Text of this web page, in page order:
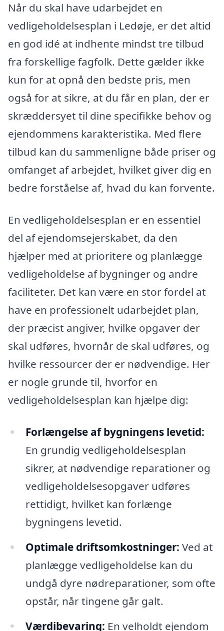
Når du skal have udarbejdet en
vedligeholdelsesplan i Ledøje, er det altid
en god idé at indhente mindst tre tilbud
fra forskellige fagfolk. Dette gælder ikke
kun for at opnå den bedste pris, men
også for at sikre, at du får en plan, der er
skræddersyet til dine specifikke behov og
ejendommens karakteristika. Med flere
tilbud kan du sammenligne både priser og
omfanget af arbejdet, hvilket giver dig en
bedre forståelse af, hvad du kan forvente.
En vedligeholdelsesplan er en essentiel
del af ejendomsejerskabet, da den
hjælper med at prioritere og planlægge
vedligeholdelse af bygninger og andre
faciliteter. Det kan være en stor fordel at
have en professionelt udarbejdet plan,
der præcist angiver, hvilke opgaver der
skal udføres, hvornår de skal udføres, og
hvilke ressourcer der er nødvendige. Her
er nogle grunde til, hvorfor en
vedligeholdelsesplan kan hjælpe dig:
Forlængelse af bygningens levetid:
En grundig vedligeholdelsesplan
sikrer, at nødvendige reparationer og
vedligeholdelsesopgaver udføres
rettidigt, hvilket kan forlænge
bygningens levetid.
Optimale driftsomkostninger: Ved at
planlægge vedligeholdelse kan du
undgå dyre nødreparationer, som ofte
opstår, når tingene går galt.
Værdibevaring: En velholdt ejendom